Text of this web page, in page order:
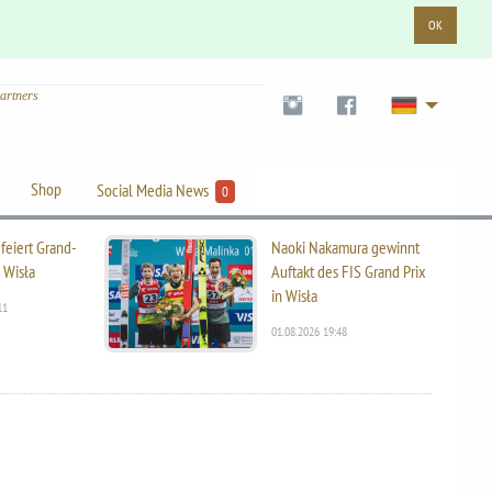
OK
Shop Social Media News 0
Grand-
Naoki Nakamura gewinnt
Auftakt des FIS Grand Prix
in Wisła
01.08.2026 19:48